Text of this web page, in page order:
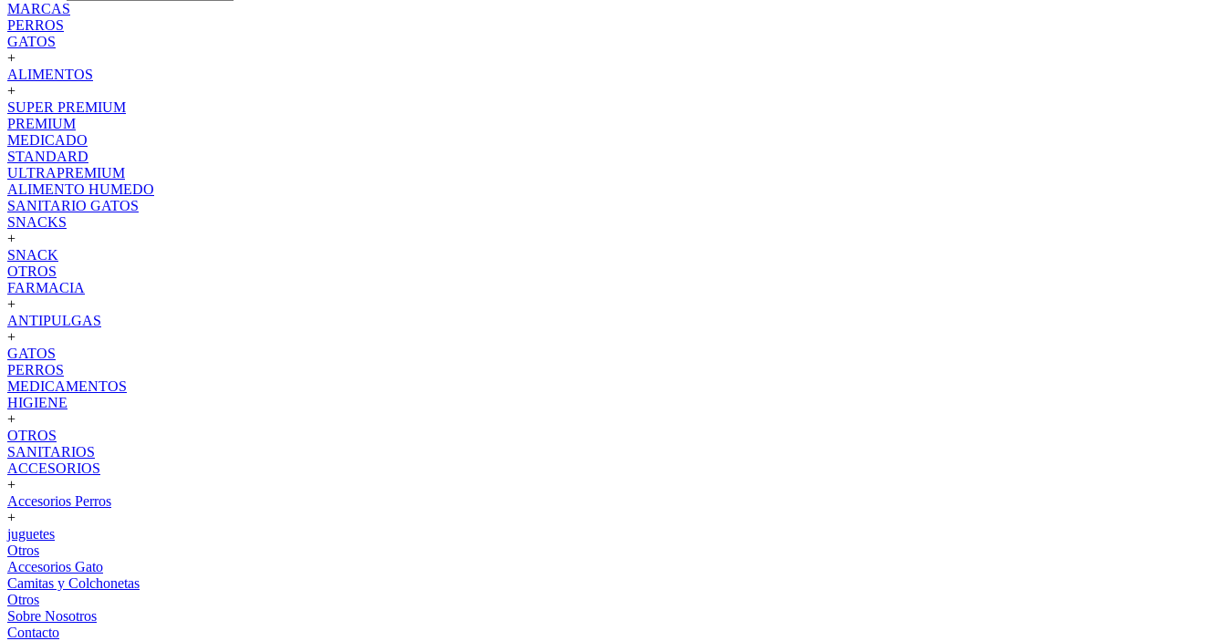
MARCAS
PERROS
GATOS
+
ALIMENTOS
+
SUPER PREMIUM
PREMIUM
MEDICADO
STANDARD
ULTRAPREMIUM
ALIMENTO HUMEDO
SANITARIO GATOS
SNACKS
+
SNACK
OTROS
FARMACIA
+
ANTIPULGAS
+
GATOS
PERROS
MEDICAMENTOS
HIGIENE
+
OTROS
SANITARIOS
ACCESORIOS
+
Accesorios Perros
+
juguetes
Otros
Accesorios Gato
Camitas y Colchonetas
Otros
Sobre Nosotros
Contacto